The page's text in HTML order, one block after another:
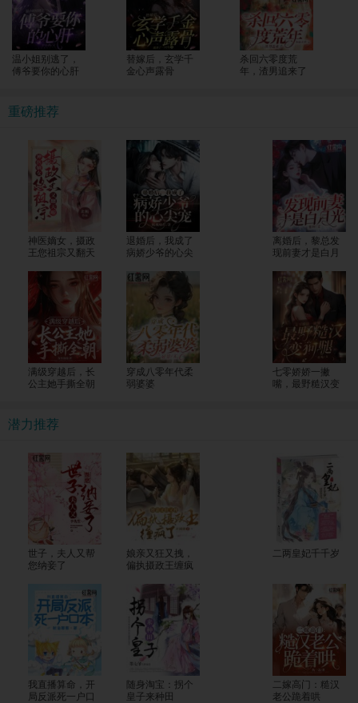
温小姐别逃了，
傅爷要你的心肝
替嫁后，玄学千
金心声露骨
杀回六零度荒
年，渣男追来了
重磅推荐
神医嫡女，摄政
王您祖宗又翻天
退婚后，我成了
病娇少爷的心尖
离婚后，黎总发
现前妻才是白月
满级穿越后，长
公主她手撕全朝
穿成八零年代柔
弱婆婆
七零娇娇一撇
嘴，最野糙汉变
潜力推荐
世子，夫人又帮
您纳妾了
娘亲又狂又拽，
偏执摄政王缠疯
二两皇妃千千岁
我直播算命，开
局反派死一户口
随身淘宝：拐个
皇子来种田
二嫁高门：糙汉
老公跪着哄